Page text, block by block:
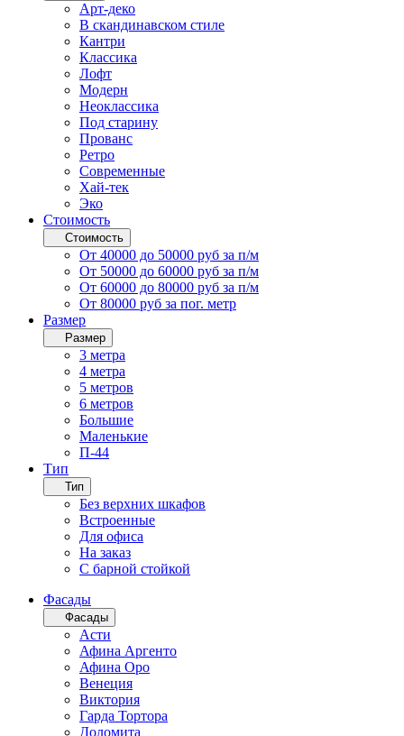
Арт-деко
В скандинавском стиле
Кантри
Классика
Лофт
Модерн
Неоклассика
Под старину
Прованс
Ретро
Современные
Хай-тек
Эко
Стоимость
Стоимость
От 40000 до 50000 руб за п/м
От 50000 до 60000 руб за п/м
От 60000 до 80000 руб за п/м
От 80000 руб за пог. метр
Размер
Размер
3 метра
4 метра
5 метров
6 метров
Большие
Маленькие
П-44
Тип
Тип
Без верхних шкафов
Встроенные
Для офиса
На заказ
С барной стойкой
Фасады
Фасады
Асти
Афина Аргенто
Афина Оро
Венеция
Виктория
Гарда Тортора
Доломита